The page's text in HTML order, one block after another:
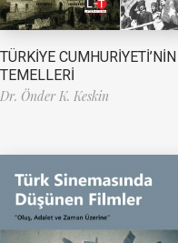
TÜRKİYE CUMHURİYETİ’NİN
TEMELLERİ
Dr. Önder K. Keskin